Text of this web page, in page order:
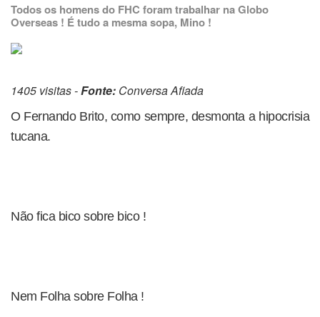
Todos os homens do FHC foram trabalhar na Globo
Overseas ! É tudo a mesma sopa, Mino !
1405 visitas -Fonte: Conversa Afiada
O Fernando Brito, como sempre, desmonta a hipocrisia
tucana.
Não fica bico sobre bico !
Nem Folha sobre Folha !